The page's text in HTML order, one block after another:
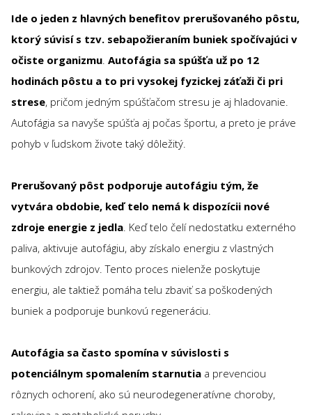
Ide o jeden z hlavných benefitov prerušovaného pôstu,
ktorý súvisí s tzv. sebapožieraním buniek spočívajúci v
očiste organizmu. Autofágia sa spúšťa už po 12
hodinách pôstu a to pri vysokej fyzickej záťaži či pri
strese, pričom jedným spúšťačom stresu je aj hladovanie.
Autofágia sa navyše spúšťa aj počas športu, a preto je práve
pohyb v ľudskom živote taký dôležitý.
Prerušovaný pôst podporuje autofágiu tým, že
vytvára obdobie, keď telo nemá k dispozícii nové
zdroje energie z jedla. Keď telo čelí nedostatku externého
paliva, aktivuje autofágiu, aby získalo energiu z vlastných
bunkových zdrojov. Tento proces nielenže poskytuje
energiu, ale taktiež pomáha telu zbaviť sa poškodených
buniek a podporuje bunkovú regeneráciu.
Autofágia sa často spomína v súvislosti s
potenciálnym spomalením starnutia a prevenciou
rôznych ochorení, ako sú neurodegeneratívne choroby,